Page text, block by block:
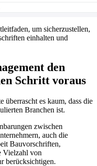
um sicherzustellen,
einhalten und
den
Schritt voraus
es kaum, dass die
Branchen ist.
zwischen
auch die
Bauvorschriften,
Vielzahl von
berücksichtigen.